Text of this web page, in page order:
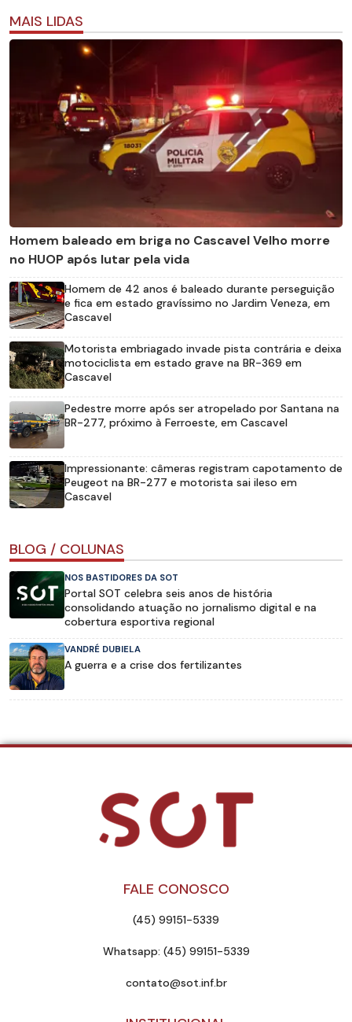
MAIS LIDAS
Homem baleado em briga no Cascavel Velho morre
no HUOP após lutar pela vida
Homem de 42 anos é baleado durante perseguição
e fica em estado gravíssimo no Jardim Veneza, em
Cascavel
Motorista embriagado invade pista contrária e deixa
motociclista em estado grave na BR-369 em
Cascavel
Pedestre morre após ser atropelado por Santana na
BR-277, próximo à Ferroeste, em Cascavel
Impressionante: câmeras registram capotamento de
Peugeot na BR-277 e motorista sai ileso em
Cascavel
BLOG / COLUNAS
NOS BASTIDORES DA SOT
Portal SOT celebra seis anos de história
consolidando atuação no jornalismo digital e na
cobertura esportiva regional
VANDRÉ DUBIELA
A guerra e a crise dos fertilizantes
FALE CONOSCO
(45) 99151-5339
Whatsapp: (45) 99151-5339
contato@sot.inf.br